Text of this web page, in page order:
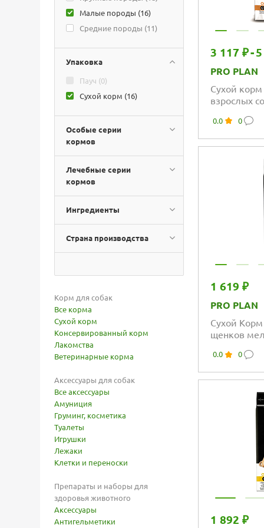
LANDOR (0)
MONGE ( 3)
ROYAL CANIN VET DIETS
(4)
SIRIUS (
БРИТ (
ДЕРЕВЕНСКИЕ
ЛАКОМСТВА (
МИРАТОРГ (
ОДНО МЯСО (0)
ОРИКО (0)
СЧАСТЛИВЫЙ ПЕС (0)
Малые породы (16)
Средние породы (11)
Упаковка
Пауч (0)
Сухой корм (16)
Особые серии
кормов
Лечебные серии
кормов
Ингредиенты
Страна производства
Корм для собак
Все корма
Сухой корм
Консервированный корм
Лакомства
Ветеринарные корма
Аксессуары для собак
Все аксессуары
Амуниция
Груминг, косметика
Туалеты
Игрушки
Лежаки
Клетки и переноски
Препараты и наборы для
здоровья животного
Аксессуары
Антигельметики
3 117 ₽-
PRO PLAN
Сухой
взрослых
0.0 0
1 619 ₽
PRO PLAN
Сухой
щенков
0.0 0
1 892 ₽